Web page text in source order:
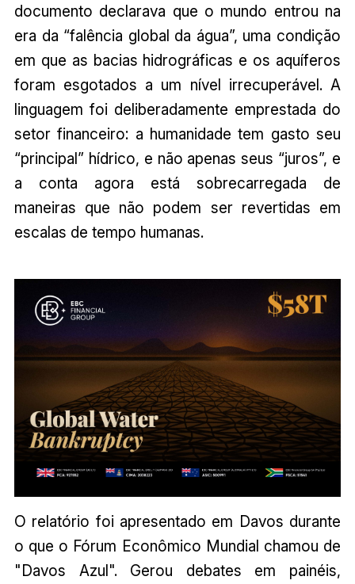
documento declarava que o mundo entrou na
era da “falência global da água”, uma condição
em que as bacias hidrográficas e os aquíferos
foram esgotados a um nível irrecuperável. A
linguagem foi deliberadamente emprestada do
setor financeiro: a humanidade tem gasto seu
“principal” hídrico, e não apenas seus “juros”, e
a conta agora está sobrecarregada de
maneiras que não podem ser revertidas em
escalas de tempo humanas.
O relatório foi apresentado em Davos durante
o que o Fórum Econômico Mundial chamou de
"Davos Azul". Gerou debates em painéis,